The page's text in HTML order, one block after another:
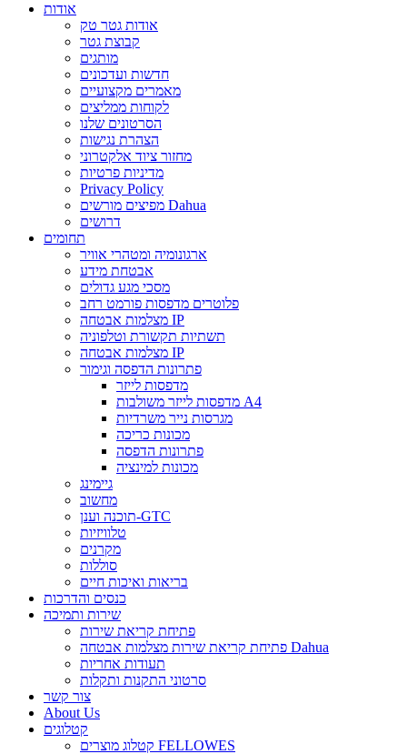
אודות
אודות גטר טק
קבוצת גטר
מותגים
חדשות ועדכונים
מאמרים מקצועיים
לקוחות ממליצים
הסרטונים שלנו
הצהרת נגישות
מחזור ציוד אלקטרוני
מדיניות פרטיות
Privacy Policy
מפיצים מורשים Dahua
דרושים
תחומים
ארגונומיה ומטהרי אוויר
אבטחת מידע
מסכי מגע גדולים
פלוטרים מדפסות פורמט רחב
מצלמות אבטחה IP
תשתיות תקשורת וטלפוניה
מצלמות אבטחה IP
פתרונות הדפסה וגימור
מדפסות לייזר
מדפסות לייזר משולבות A4
מגרסות נייר משרדיות
מכונות כריכה
פתרונות הדפסה
מכונות למינציה
גיימינג
מחשוב
תוכנה וענן-GTC
טלוויזיות
מקרנים
סוללות
בריאות ואיכות חיים
כנסים והדרכות
שירות ותמיכה
פתיחת קריאת שירות
פתיחת קריאת שירות מצלמות אבטחה Dahua
תעודות אחריות
סרטוני התקנות ותקלות
צור קשר
About Us
קטלוגים
קטלוג מוצרים FELLOWES